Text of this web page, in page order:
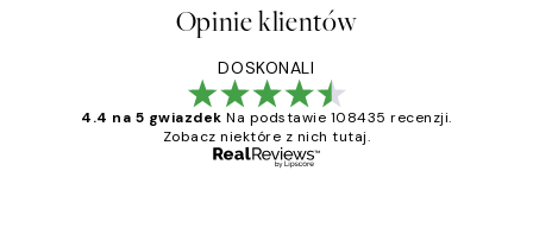
Opinie klientów
DOSKONALI
4.4 na 5 gwiazdek Na podstawie 108435 recenzji.
Zobacz niektóre z nich tutaj.